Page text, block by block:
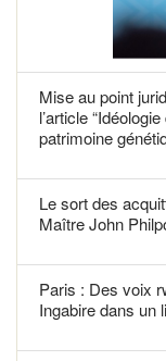
Mise au point
l’article
patrimoine
Le sort des
Maître John
Paris : Des voix
Ingabire dans un